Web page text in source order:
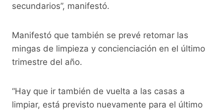
secundarios”, manifestó.
Manifestó que también se prevé retomar las
mingas de limpieza y concienciación en el último
trimestre del año.
“Hay que ir también de vuelta a las casas a
limpiar, está previsto nuevamente para el último